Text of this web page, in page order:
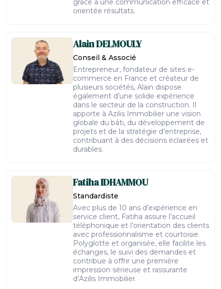
grâce à une communication efficace et
orientée résultats.
AlainDELMOULY
Conseil & Associé
Entrepreneur, fondateur de sites e-
commerce en France et créateur de
plusieurs sociétés, Alain dispose
également d’une solide expérience
dans le secteur de la construction. Il
apporte à Azilis Immobilier une vision
globale du bâti, du développement de
projets et de la stratégie d’entreprise,
contribuant à des décisions éclairées et
durables.
FatihaIDHAMMOU
Standardiste
Avec plus de 10 ans d’expérience en
service client, Fatiha assure l’accueil
téléphonique et l’orientation des clients
avec professionnalisme et courtoisie.
Polyglotte et organisée, elle facilite les
échanges, le suivi des demandes et
contribue à offrir une première
impression sérieuse et rassurante
d’Azilis Immobilier.